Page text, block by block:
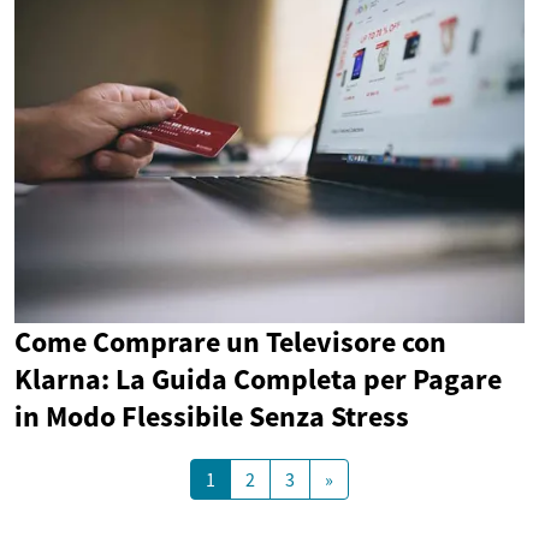
Come Comprare un Televisore con
Klarna: La Guida Completa per Pagare
in Modo Flessibile Senza Stress
1 2 3 »